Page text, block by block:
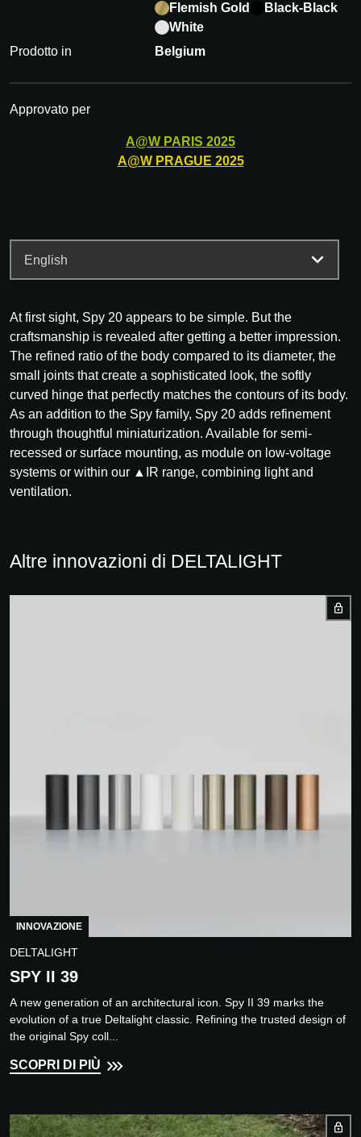
Flemish Gold
Black-Black
White
Prodotto in
Belgium
Approvato per
A@W PARIS 2025
A@W PRAGUE 2025
At first sight, Spy 20 appears to be simple. But the
craftsmanship is revealed after getting a better impression.
The refined ratio of the body compared to its diameter, the
small joints that create a sophisticated look, the softly
curved hinge that perfectly matches the contours of its body.
As an addition to the Spy family, Spy 20 adds refinement
through thoughtful miniaturization. Available for semi-
recessed or surface mounting, as module on low-voltage
systems or within our ▲IR range, combining light and
ventilation.
Altre innovazioni di DELTALIGHT
INNOVAZIONE
DELTALIGHT
SPY II 39
A new generation of an architectural icon. Spy II 39 marks the
evolution of a true Deltalight classic. Refining the trusted design of
the original Spy coll...
SCOPRI DI PIÙ